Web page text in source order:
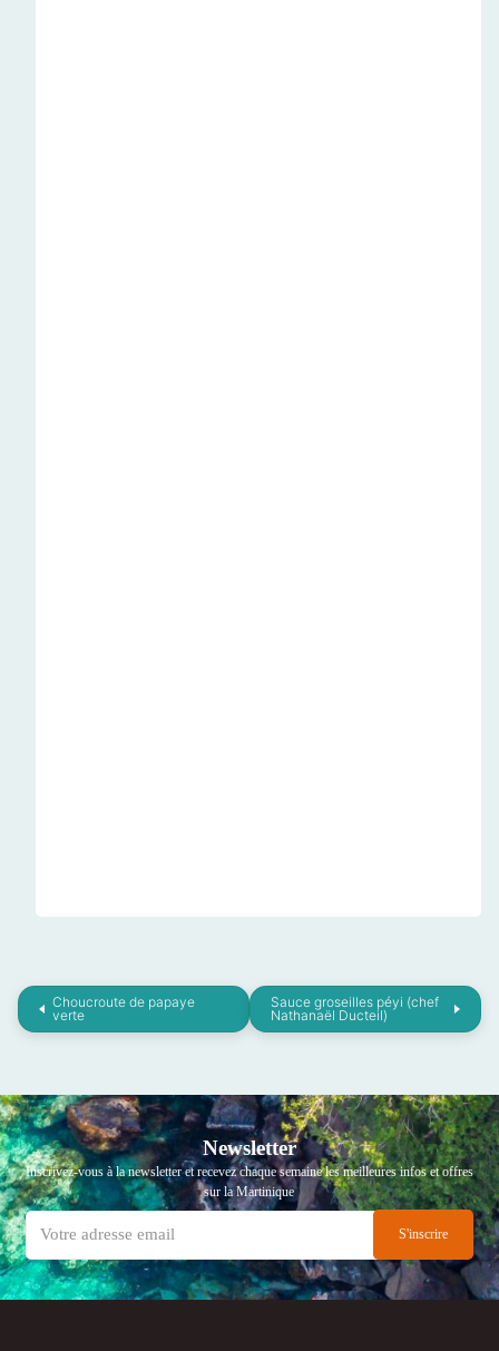
Choucroute de papaye
verte
Sauce groseilles péyi (chef
Nathanaël Ducteil)
Newsletter
Inscrivez-vous à la newsletter et recevez chaque semaine les meilleures infos et offres
sur la Martinique